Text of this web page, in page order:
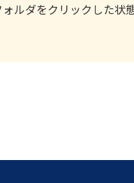
ルダをクリックした